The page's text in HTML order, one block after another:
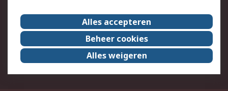
Over RS
RS Group
Over ons
RS wereldwijd
Werken bij RS
ESG
Alles accepteren
Beheer cookies
Alles weigeren